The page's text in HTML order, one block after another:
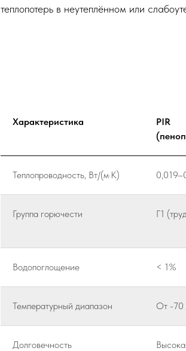
теплопотерь в неутеплённом или
Характеристика
PIR
Теплопроводность, Вт/(м·К)
Группа горючести Г1
Водопоглощение < 1%
Температурный диапазон От -70
Долговечность